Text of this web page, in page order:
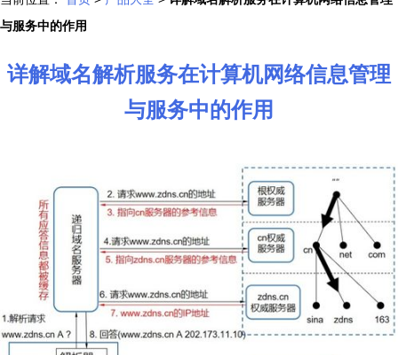
与服务中的作用
详解域名解析服务在计算机网络信息管理
与服务中的作用